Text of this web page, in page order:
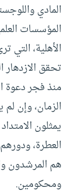
المادي
المؤسسات
الأهلية، التي
تحقق الازدهار
منذ فجر دعوة
الزمان، وإن
يمثلون
العطرة،
هم المرشدون
ومحكومين.